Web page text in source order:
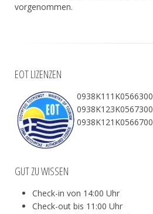
vorgenommen.
EOT LIZENZEN
0938Κ111Κ0566300
0938Κ123Κ0567300
0938Κ121Κ0566700
GUT ZU WISSEN
Check-in von 14:00 Uhr
Check-out bis 11:00 Uhr